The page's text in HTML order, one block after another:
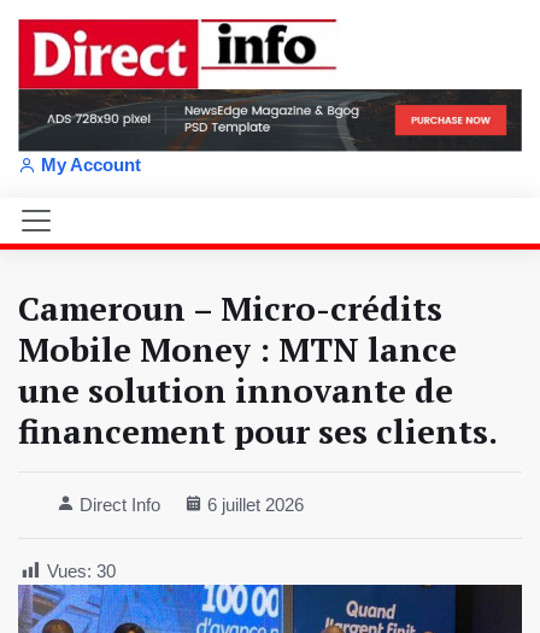
My Account
Cameroun – Micro-crédits
Mobile Money : MTN lance
une solution innovante de
financement pour ses clients.
Direct Info 6 juillet 2026
Vues: 30